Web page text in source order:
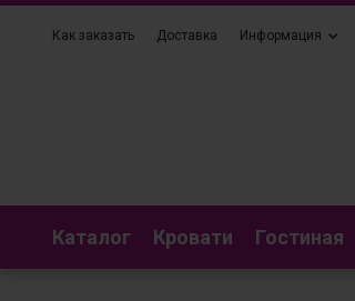
Как заказать Доставка Информация
Каталог Кровати Гостиная